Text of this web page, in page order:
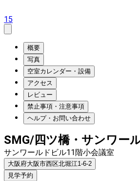
15
概要
写真
空室カレンダー・設備
アクセス
レビュー
禁止事項・注意事項
ヘルプ・お問い合わせ
SMG/四ツ橋・サンワー
サンワールドビル11階小会議室
大阪府大阪市西区北堀江1-6-2
見学予約